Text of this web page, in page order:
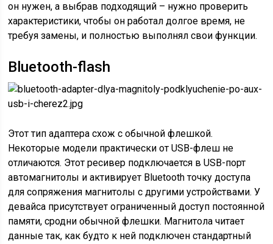
он нужен, а выбрав подходящий – нужно проверить
характеристики, чтобы он работал долгое время, не
требуя замены, и полностью выполнял свои функции.
Bluetooth-flash
Этот тип адаптера схож с обычной флешкой.
Некоторые модели практически от USB-флеш не
отличаются. Этот ресивер подключается в USB-порт
автомагнитолы и активирует Bluetooth точку доступа
для сопряжения магнитолы с другими устройствами. У
девайса присутствует ограниченный доступ постоянной
памяти, сродни обычной флешки. Магнитола читает
данные так, как будто к ней подключен стандартный